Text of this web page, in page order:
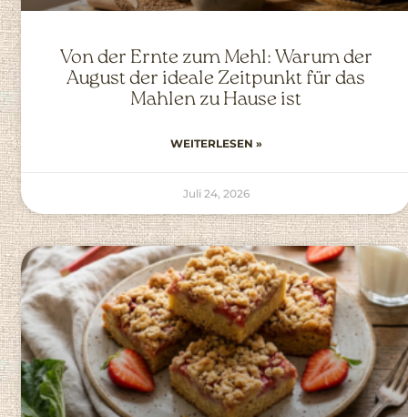
Von der Ernte zum Mehl: Warum der
August der ideale Zeitpunkt für das
Mahlen zu Hause ist
WEITERLESEN »
Juli 24, 2026